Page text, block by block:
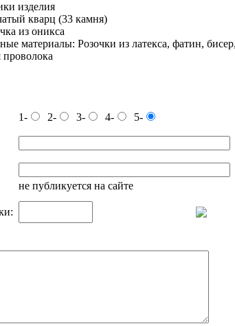
изделия
кварц (33 камня)
из оникса
материалы: Розочки из латекса, фатин,
проволока
1- 2- 3- 4- 5-
не публикуется на сайте